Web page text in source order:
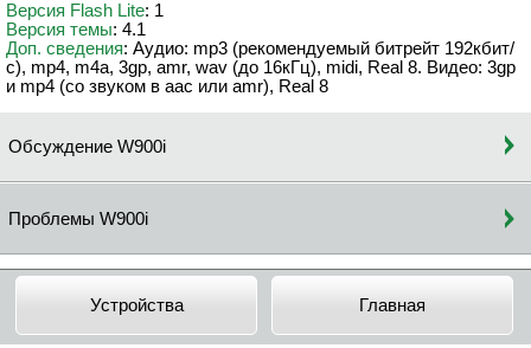
Версия Flash Lite: 1
Версия темы: 4.1
Доп. сведения: Аудио: mp3 (рекомендуемый битрейт 192кбит/
с), mp4, m4a, 3gp, amr, wav (до 16кГц), midi, Real 8. Видео: 3gp
и mp4 (со звуком в aac или amr), Real 8
Обсуждение W900i
Проблемы W900i
Устройства Главная